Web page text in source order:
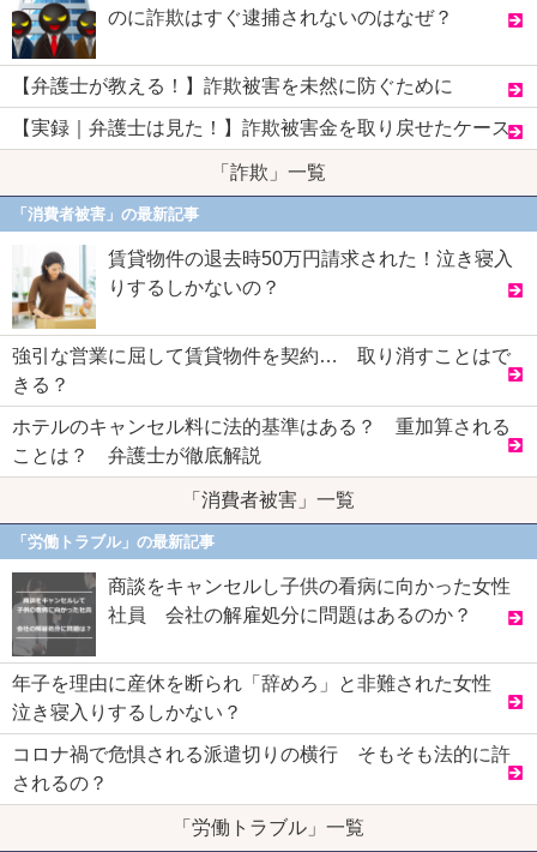
のに詐欺はすぐ逮捕されないのはなぜ？
【弁護士が教える！】詐欺被害を未然に防ぐために
【実録｜弁護士は見た！】詐欺被害金を取り戻せたケース
「詐欺」一覧
「消費者被害」の最新記事
賃貸物件の退去時50万円請求された！泣き寝入
りするしかないの？
強引な営業に屈して賃貸物件を契約… 取り消すことはで
きる？
ホテルのキャンセル料に法的基準はある？ 重加算される
ことは？ 弁護士が徹底解説
「消費者被害」一覧
「労働トラブル」の最新記事
商談をキャンセルし子供の看病に向かった女性
社員 会社の解雇処分に問題はあるのか？
年子を理由に産休を断られ「辞めろ」と非難された女性
泣き寝入りするしかない？
コロナ禍で危惧される派遣切りの横行 そもそも法的に許
されるの？
「労働トラブル」一覧